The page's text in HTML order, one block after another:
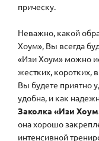
прическу.
Неважно, какой
Хоум», Вы всегда
«Изи Хоум» можно
жестких, коротких,
Вы будете приятно
удобна, и как
Заколка «Изи
она хорошо
интенсивной